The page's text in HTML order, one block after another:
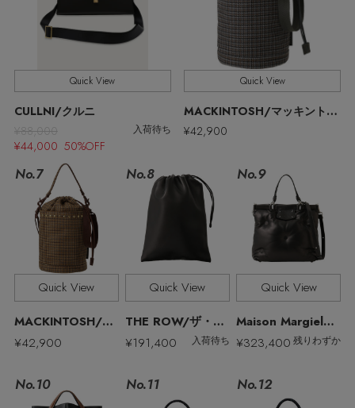
ボストンバッグ
スーツケース
ベルト
グローブ
レッグウェア
ポーチ
チャーム・ストラップ
その他(傘・ハンカチ・時計など)
コサージュ・ブローチ
アンクレット
バッグ・小物
水着・スイムウェア
特集一覧
NEW IN BRAND
BRAND NEWS
HOT STYLE
メルマガ PICKUP
Quick View
CULLNI/クルニ
¥88,000
入荷待ち
¥44,000 50%OFF
Quick View
MACKINTOSH/マッキントッシュ
¥42,900
No.7
Quick View
MACKINTOSH/マッキントッシュ
¥42,900
No.8
Quick View
THE ROW/ザ・ロウ
¥191,400
入荷待ち
No.9
Quick View
Maison Margiela/メゾン マルジェラ
¥323,400 残りわずか
No.10 No.11 No.12